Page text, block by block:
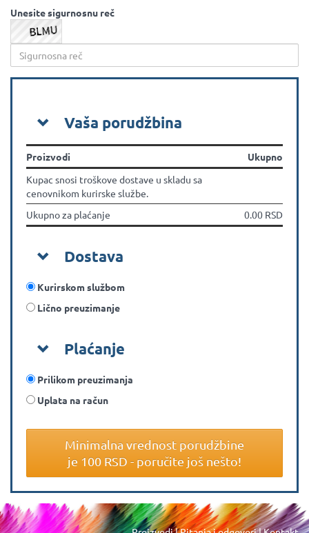
Unesite sigurnosnu reč
Vaša porudžbina
Proizvodi
Ukupno
Kupac snosi troškove dostave u skladu sa
cenovnikom kurirske službe.
Ukupno za plaćanje
0.00 RSD
Dostava
Kurirskom službom
Lično preuzimanje
Plaćanje
Prilikom preuzimanja
Uplata na račun
Minimalna vrednost porudžbine
je 100 RSD - poručite još nešto!